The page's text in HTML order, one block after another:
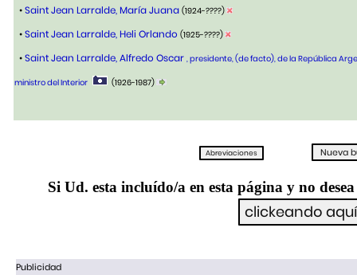
•Saint Jean Larralde, María Juana (1924-????)
•Saint Jean Larralde, Heli Orlando (1925-????)
•Saint Jean Larralde, Alfredo Oscar , presidente, (de facto), de la República
ministro del Interior
(1926-1987)
Si Ud. esta incluído/a en esta página y no
Publicidad